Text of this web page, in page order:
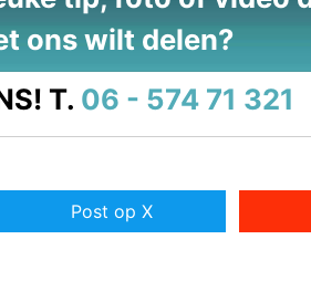
ons wilt delen?
T. 06 - 574 71 321
Post op X